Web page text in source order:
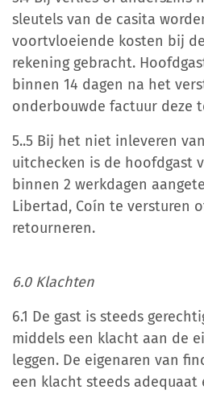
sleutels van de casita
voortvloeiende kosten bij
rekening gebracht.
binnen 14 dagen na het
onderbouwde factuur deze
5..5 Bij het niet inleveren
uitchecken is de hoofdgast
binnen 2 werkdagen
Libertad, Coín te versturen
retourneren.
6.0 Klachten
6.1 De gast is steeds
middels een klacht aan de
leggen. De eigenaren van
een klacht steeds adequaat